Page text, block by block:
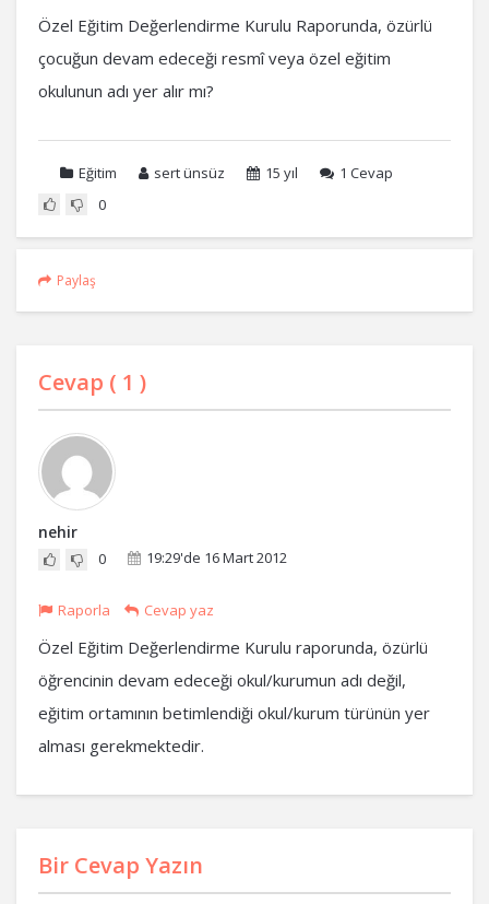
Özel Eğitim Değerlendirme Kurulu Raporunda, özürlü
çocuğun devam edeceği resmî veya özel eğitim
okulunun adı yer alır mı?
Eğitim sert ünsüz 15 yıl 1 Cevap
0
Paylaş
Cevap ( 1 )
nehir
0 19:29'de 16 Mart 2012
Raporla Cevap yaz
Özel Eğitim Değerlendirme Kurulu raporunda, özürlü
öğrencinin devam edeceği okul/kurumun adı değil,
eğitim ortamının betimlendiği okul/kurum türünün yer
alması gerekmektedir.
Bir Cevap Yazın